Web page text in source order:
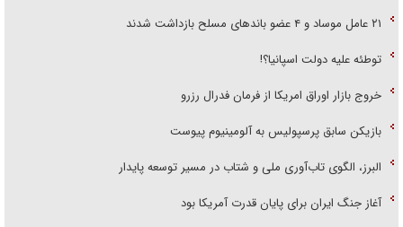
۲۱ عامل موساد و ۴ عضو باند‌های مسلح بازداشت شدند
توطئه علیه دولت اسپانیا؟!
خروج بازار اوراق امریکا از فرمان فدرال رزرو
بازیکن سابق پرسپولیس به آلومینیوم پیوست
البرز، الگوی تاب‌آوری ملی و شتاب در مسیر توسعه پایدار
آغاز جنگ ایران برای پایان قدرت آمریکا بود